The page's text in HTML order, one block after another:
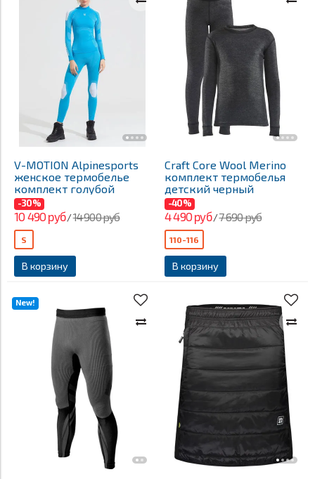
V-MOTION Alpinesports
женское термобелье
комплект голубой
-30%
10 490 руб/14 900 руб
В корзину
S
Craft Core Wool Merino
комплект термобелья
детский черный
-40%
4 490 руб/7 690 руб
В корзину
110-116
New!